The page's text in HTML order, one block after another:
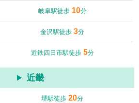
岐阜駅徒歩 10分
金沢駅徒歩3分
近鉄四日市駅徒歩 5分
近畿
堺駅徒歩20分